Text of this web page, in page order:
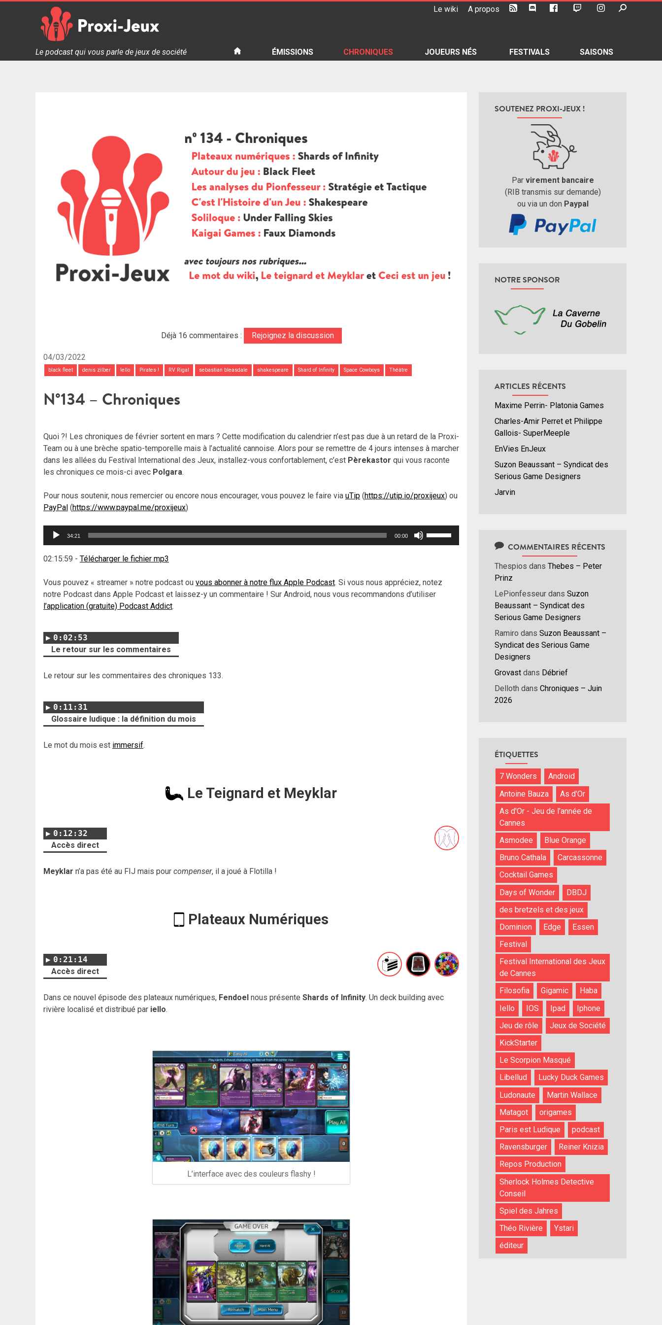
Le wiki A propos
Proxi Jeux - Le podcast qui vous parle de jeux de société
Le podcast qui vous parle de jeux de société ÉMISSIONS CHRONIQUES JOUEURS NÉS FESTIVALS SAISONS
Déjà 16 commentaires : Rejoignez la discussion
04/03/2022
black fleet denis zilber Iello Pirates ! RV Rigal sebastian bleasdale shakespeare Shard of Infinity Space Cowboys Théâtre
N°134 – Chroniques
Quoi ?! Les chroniques de février sortent en mars ? Cette modification du calendrier n’est pas due à un retard de la Proxi-
Team ou à une brèche spatio-temporelle mais à l’actualité cannoise. Alors pour se remettre de 4 jours intenses à marcher
dans les allées du Festival International des Jeux, installez-vous confortablement, c’est Pèrekastor qui vous raconte
les chroniques ce mois-ci avec Polgara.
Pour nous soutenir, nous remercier ou encore nous encourager, vous pouvez le faire via uTip (https://utip.io/proxijeux) ou
PayPal (https://www.paypal.me/proxijeux)
Lecteur
34:21 00:00
pour
02:15:59 - Télécharger le fichier mp3
Vous pouvez « streamer » notre podcast ou vous abonner à notre flux Apple Podcast. Si vous nous appréciez, notez
notre Podcast dans Apple Podcast et laissez-y un commentaire ! Sur Android, nous vous recommandons d’utiliser
l’application (gratuite) Podcast Addict.
0:02:53
Le retour sur les commentaires
Le retour sur les commentaires des chroniques 133.
0:11:31
Glossaire ludique : la définition du mois
Le mot du mois est immersif.
Le Teignard et Meyklar
0:12:32
Accès direct
Meyklar n’a pas été au FIJ mais pour compenser, il a joué à Flotilla !
Plateaux Numériques
0:21:14
Accès direct
Dans ce nouvel épisode des plateaux numériques, Fendoel nous présente Shards of Infinity. Un deck building avec
rivière localisé et distribué par iello.
L’interface avec des couleurs flashy !
SOUTENEZ PROXI-JEUX !
Par virement bancaire
(RIB transmis sur demande)
ou via un don Paypal
NOTRE SPONSOR
ARTICLES RÉCENTS
Maxime Perrin- Platonia Games
Charles-Amir Perret et Philippe
Gallois- SuperMeeple
EnVies EnJeux
Suzon Beaussant – Syndicat des
Serious Game Designers
Jarvin
COMMENTAIRES RÉCENTS
Thespios dans Thebes – Peter
Prinz
LePionfesseur dans Suzon
Beaussant – Syndicat des
Serious Game Designers
Ramiro dans Suzon Beaussant –
Syndicat des Serious Game
Designers
Grovast dans Débrief
Delloth dans Chroniques – Juin
2026
ÉTIQUETTES
7 Wonders
Android
Antoine Bauza
As d'Or
As d'Or - Jeu de l'année de
Cannes
Asmodee
Blue Orange
Bruno Cathala
Carcassonne
Cocktail Games
Days of Wonder
DBDJ
des bretzels et des jeux
Dominion
Edge
Essen
Festival
Festival International des Jeux
de Cannes
Filosofia
Gigamic
Haba
Iello
IOS Ipad
Iphone
Jeu de rôle
Jeux de Société
KickStarter
Le Scorpion Masqué
Libellud
Lucky Duck Games
Ludonaute
Martin Wallace
Matagot
origames
Paris est Ludique
podcast
Ravensburger
Reiner Knizia
Repos Production
Sherlock Holmes Detective
Conseil
Spiel des Jahres
Théo Rivière
Ystari
éditeur